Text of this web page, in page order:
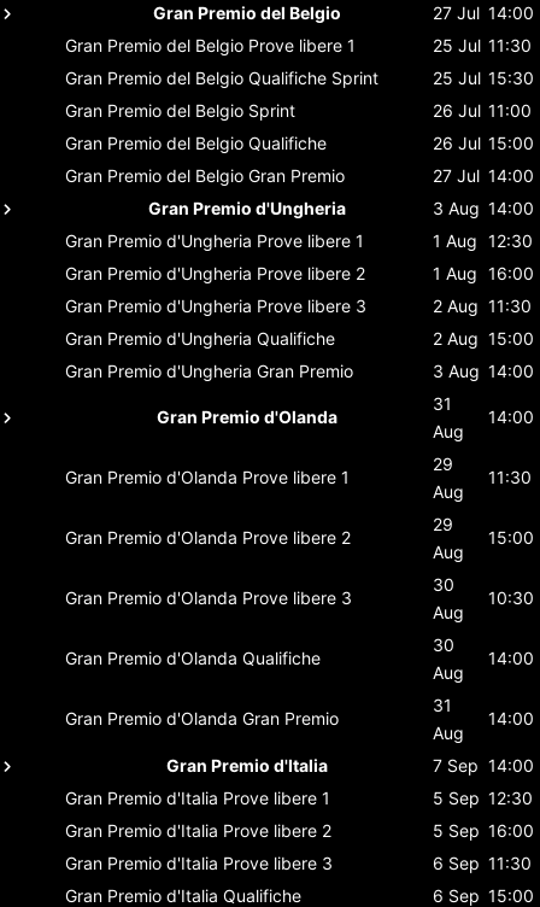
Gran Premio del Belgio
27 Jul 14:00
Gran Premio del Belgio Prove libere 1 25 Jul 11:30
Gran Premio del Belgio Qualifiche Sprint 25 Jul 15:30
Gran Premio del Belgio Sprint 26 Jul 11:00
Gran Premio del Belgio Qualifiche 26 Jul 15:00
Gran Premio del Belgio Gran Premio 27 Jul 14:00
Gran Premio d'Ungheria
3 Aug 14:00
Gran Premio d'Ungheria Prove libere 1 1 Aug 12:30
Gran Premio d'Ungheria Prove libere 2 1 Aug 16:00
Gran Premio d'Ungheria Prove libere 3 2 Aug 11:30
Gran Premio d'Ungheria Qualifiche 2 Aug 15:00
Gran Premio d'Ungheria Gran Premio 3 Aug 14:00
Gran Premio d'Olanda
31
Aug
14:00
Gran Premio d'Olanda Prove libere 1
29
Aug
11:30
Gran Premio d'Olanda Prove libere 2
29
Aug
15:00
Gran Premio d'Olanda Prove libere 3
30
Aug
10:30
Gran Premio d'Olanda Qualifiche
30
Aug
14:00
Gran Premio d'Olanda Gran Premio
31
Aug
14:00
Gran Premio d'Italia 7 Sep 14:00
Gran Premio d'Italia Prove libere 1 5 Sep 12:30
Gran Premio d'Italia Prove libere 2 5 Sep 16:00
Gran Premio d'Italia Prove libere 3 6 Sep 11:30
Gran Premio d'Italia Qualifiche 6 Sep 15:00